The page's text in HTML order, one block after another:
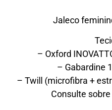
Jaleco
– Oxford
– Gabardine
– Twill (microfibra +
Consulte